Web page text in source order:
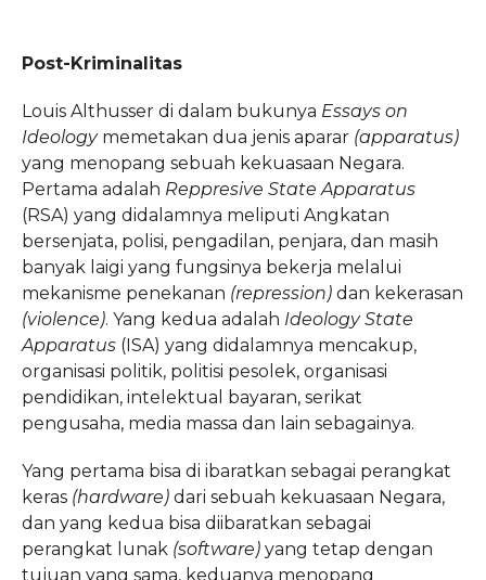
Post-Kriminalitas
Louis Althusser di dalam bukunya Essays on
Ideologymemetakan dua jenis aparar (apparatus)
yang menopang sebuah kekuasaan Negara.
Pertama adalah Reppresive State Apparatus
(RSA) yang didalamnya meliputi Angkatan
bersenjata, polisi, pengadilan, penjara, dan masih
banyak laigi yang fungsinya bekerja melalui
mekanisme penekanan (repression) dan kekerasan
(violence). Yang kedua adalah Ideology State
Apparatus(ISA) yang didalamnya mencakup,
organisasi politik, politisi pesolek, organisasi
pendidikan, intelektual bayaran, serikat
pengusaha, media massa dan lain sebagainya.
Yang pertama bisa di ibaratkan sebagai perangkat
keras (hardware)dari sebuah kekuasaan Negara,
dan yang kedua bisa diibaratkan sebagai
perangkat lunak (software)yang tetap dengan
tujuan yang sama, keduanya menopang